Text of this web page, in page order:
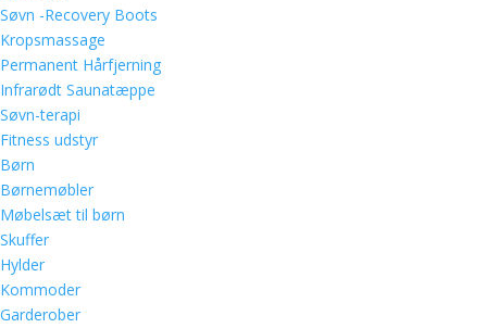
Søvn -Recovery Boots
Kropsmassage
Permanent Hårfjerning
Infrarødt Saunatæppe
Søvn-terapi
Fitness udstyr
Børn
Børnemøbler
Møbelsæt til børn
Skuffer
Hylder
Kommoder
Garderober